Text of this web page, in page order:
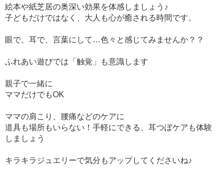
絵本や紙芝居の奥深い効果を体感しましょう♪
子どもだけではなく、大人も心が癒される時間です。
眼で、耳で、言葉にして…色々と感じてみませんか？？
ふれあい遊びでは「触覚」も意識します
親子で一緒に
ママだけでもOK
ママの肩こり、腰痛などのケアに
道具も場所もいらない！手軽にできる、耳つぼケアも体験
しましょう
キラキラジュエリーで気分もアップしてくださいね♪